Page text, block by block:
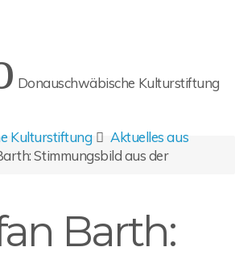
Donauschwäbische Kulturstiftung
Kulturstiftung
Aktuelles aus
Stimmungsbild aus der
Barth: